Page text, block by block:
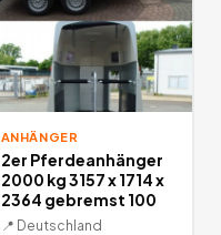
ANHÄNGER
2er Pferdeanhänger
2000 kg 3157 x 1714 x
2364 gebremst 100
📍 Deutschland